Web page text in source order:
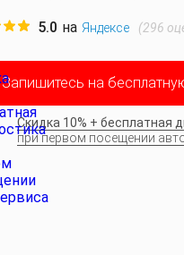
5.0 на Яндексе (296
Запишитесь на
Скидка 10% + бесплатная
при первом посещении